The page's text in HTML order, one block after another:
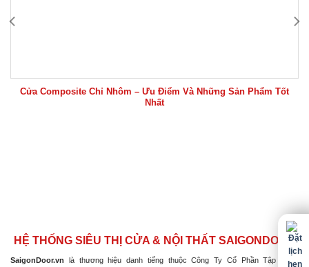
Cửa Composite Chỉ Nhôm – Ưu Điểm Và Những Sản Phẩm Tốt
Nhất
HỆ THỐNG SIÊU THỊ CỬA & NỘI THẤT SAIGONDOOR
SaigonDoor.vn là thương hiệu danh tiếng thuộc Công Ty Cổ Phần Tập Đoàn